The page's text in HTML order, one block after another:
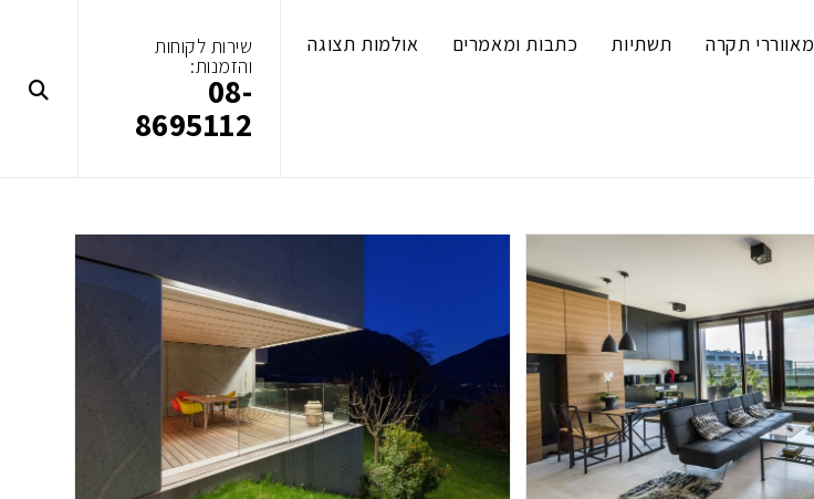
מאווררי תקרה תשתיות כתבות ומאמרים אולמות תצוגה שירות לקוחות
והזמנות:
08-
8695112